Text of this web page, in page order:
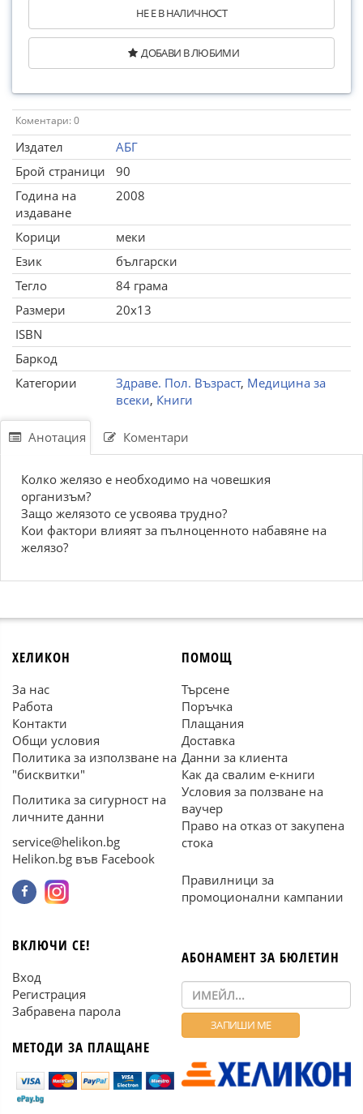
НЕ Е В НАЛИЧНОСТ
ДОБАВИ В ЛЮБИМИ
Коментари: 0
Издател
АБГ
Брой страници
90
Година на
издаване
2008
Корици
меки
Език
български
Тегло
84 грама
Размери
20x13
ISBN
Баркод
Категории
Здраве. Пол. Възраст, Медицина за
всеки, Книги
Анотация Коментари
Колко желязо е необходимо на човешкия
организъм?
Защо желязото се усвоява трудно?
Кои фактори влияят за пълноценното набавяне на
желязо?
ХЕЛИКОН
За нас
Работа
Контакти
Общи условия
Политика за използване на
"бисквитки"
Политика за сигурност на
личните данни
service@helikon.bg
Helikon.bg във Facebook
ПОМОЩ
Търсене
Поръчка
Плащания
Доставка
Данни за клиента
Как да свалим е-книги
Условия за ползване на
ваучер
Право на отказ от закупена
стока
Правилници за
промоционални кампании
ВКЛЮЧИ СЕ!
Вход
Регистрация
Забравена парола
МЕТОДИ ЗА ПЛАЩАНЕ
АБОНАМЕНТ ЗА БЮЛЕТИН